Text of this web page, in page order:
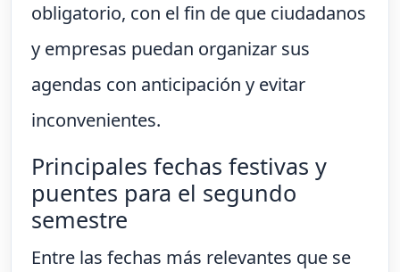
obligatorio, con el fin de que ciudadanos
y empresas puedan organizar sus
agendas con anticipación y evitar
inconvenientes.
Principales fechas festivas y
puentes para el segundo
semestre
Entre las fechas más relevantes que se